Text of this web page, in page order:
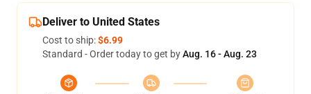
Deliver to United States
Cost to ship:$6.99
Standard - Order today to get byAug. 16 - Aug. 23